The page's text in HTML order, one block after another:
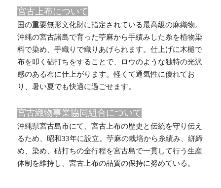
宮古上布について
国の重要無形文化財に指定されている最高級の麻織物。
沖縄の宮古諸島で育った苧麻から手績みした糸を植物染
料で染め、手織りで織りあげられます。仕上げに木槌で
布を叩く砧打ちをすることで、ロウのような独特の光沢
感のある布に仕上がります。軽くて通気性に優れてお
り、暑い夏でも快適に過ごせます。
宮古織物事業協同組合について
沖縄県宮古島市にて、宮古上布の歴史と伝統を守り伝え
るため、昭和33年に設立。苧麻の栽培から糸績み、絣締
め、染め、砧打ちの全行程を宮古島で一貫して行う生産
体制を維持し、宮古上布の品質の保持に努めている。